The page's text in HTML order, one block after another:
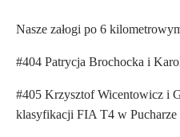
Nasze załogi po 6
#404 Patrycja Brochocka i
#405 Krzysztof Wicentowicz i
klasyfikacji FIA T4 w Pucharze